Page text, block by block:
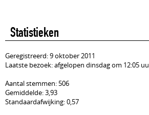
Statistieken
Geregistreerd: 9 oktober 2011
Laatste bezoek: afgelopen dinsdag om 12:05
Aantal stemmen: 506
Gemiddelde: 3,93
Standaardafwijking: 0,57